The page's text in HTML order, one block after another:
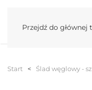
Przejdź do głównej
Start Ślad węglowy -